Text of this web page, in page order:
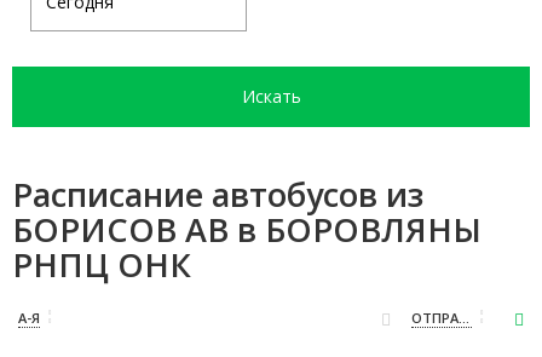
Искать
Расписание автобусов из
БОРИСОВ АВ в БОРОВЛЯНЫ
РНПЦ ОНК
А-Я ОТПРАВЛЕНИЕ